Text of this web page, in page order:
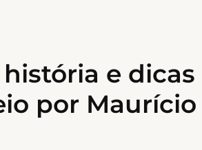
e dicas
por Maurício